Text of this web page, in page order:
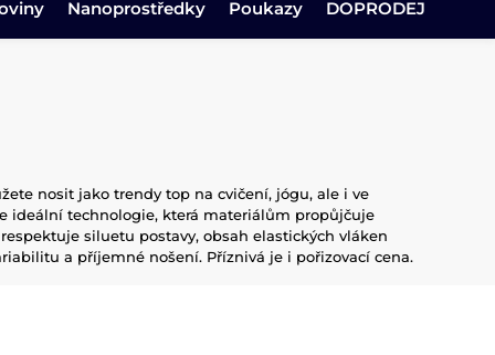
Nanoprostředky Poukazy DOPRODEJ
nosit jako trendy top na cvičení, jógu, ale i ve
ideální technologie, která materiálům propůjčuje
siluetu postavy, obsah elastických vláken
a příjemné nošení. Příznivá je i pořizovací cena.